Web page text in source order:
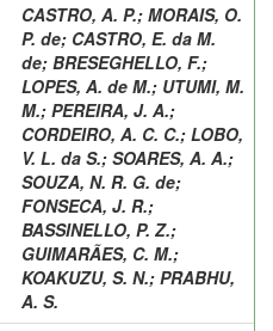
CASTRO, A. P.; MORAIS, O.
P. de; CASTRO, E. da M.
de; BRESEGHELLO, F.;
LOPES, A. de M.; UTUMI, M.
M.; PEREIRA, J. A.;
CORDEIRO, A. C. C.; LOBO,
V. L. da S.; SOARES, A. A.;
SOUZA, N. R. G. de;
FONSECA, J. R.;
BASSINELLO, P. Z.;
GUIMARÃES, C. M.;
KOAKUZU, S. N.; PRABHU,
A. S.